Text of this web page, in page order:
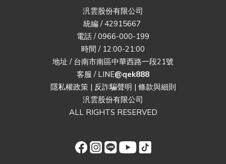
汎雲股份有限公司
統編 / 42915667
電話 / 0966-000-199
時間 / 12:00-21:00
地址 / 台南市南區中華西路一段21號
客服 / LINE@qek888
隱私權政策| 反詐騙聲明 | 條款與細則
汎雲股份有限公司
ALL RIGHTS RESERVED